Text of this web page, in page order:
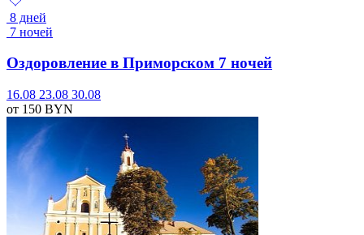
8 дней
7 ночей
Оздоровление в Приморском 7 ночей
16.08 23.08 30.08
от 150 BYN